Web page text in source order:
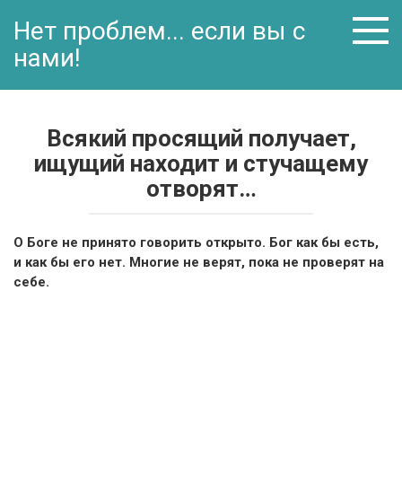
контенту
Нет проблем... если вы с
нами!
Всякий просящий получает,
ищущий находит и стучащему
отворят…
О Боге не принято говорить открыто. Бог как бы есть,
и как бы его нет. Многие не верят, пока не проверят на
себе.